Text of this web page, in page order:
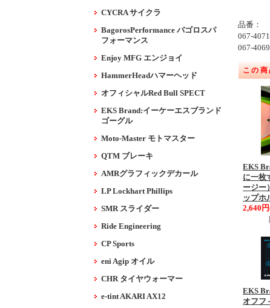
CYCRA サイクラ
BagorosPerformance バゴロスパ
フォーマンス
Enjoy MFG エンジョイ
HammerHeadハマーヘッド
オフィシャルRed Bull SPECT
EKS Brand:イーケーエスブランド
ゴーグル
Moto-Master モトマスター
QTM ブレーキ
AMRグラフィックデカール
LP Lockhart Phillips
SMR スライダー
Ride Engineering
CP Sports
eni Agip オイル
CHR タイヤウォーマー
e-tint AKARI AX12
品番：
067-
067-
この
EKS
に一枚
ージー
ップホ
2,640
EKS
オフフ